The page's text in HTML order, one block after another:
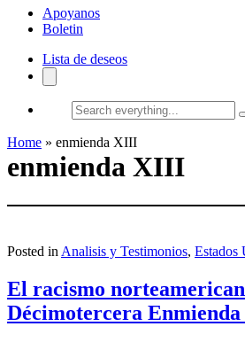
Apoyanos
Boletin
Lista de deseos
Search
everything...
Home » enmienda XIII
enmienda XIII
Posted in Analisis y Testimonios, Estados
El racismo
Décimotercera